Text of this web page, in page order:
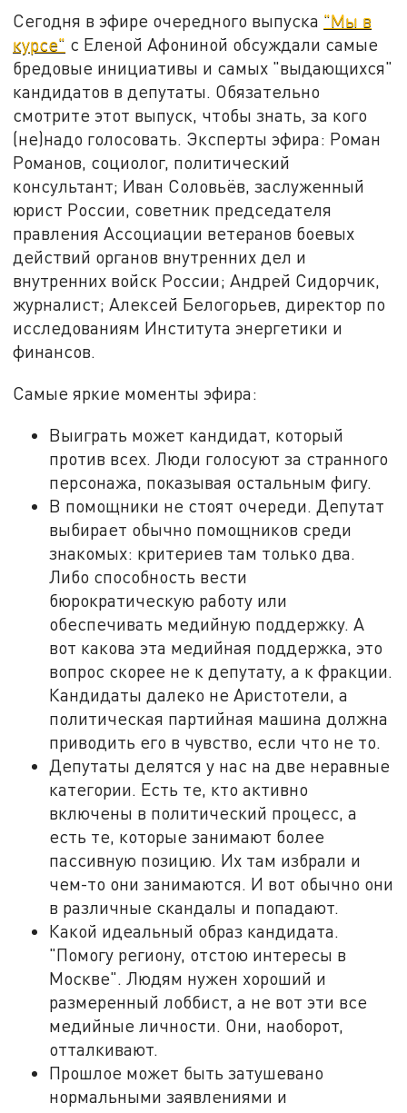
Сегодня в эфире очередного выпуска "Мы в
курсе" с Еленой Афониной обсуждали самые
бредовые инициативы и самых "выдающихся"
кандидатов в депутаты. Обязательно
смотрите этот выпуск, чтобы знать, за кого
(не)надо голосовать. Эксперты эфира: Роман
Романов, социолог, политический
консультант; Иван Соловьёв, заслуженный
юрист России, советник председателя
правления Ассоциации ветеранов боевых
действий органов внутренних дел и
внутренних войск России; Андрей Сидорчик,
журналист; Алексей Белогорьев, директор по
исследованиям Института энергетики и
финансов.
Самые яркие моменты эфира:
Выиграть может кандидат, который
против всех. Люди голосуют за странного
персонажа, показывая остальным фигу.
В помощники не стоят очереди. Депутат
выбирает обычно помощников среди
знакомых: критериев там только два.
Либо способность вести
бюрократическую работу или
обеспечивать медийную поддержку. А
вот какова эта медийная поддержка, это
вопрос скорее не к депутату, а к фракции.
Кандидаты далеко не Аристотели, а
политическая партийная машина должна
приводить его в чувство, если что не то.
Депутаты делятся у нас на две неравные
категории. Есть те, кто активно
включены в политический процесс, а
есть те, которые занимают более
пассивную позицию. Их там избрали и
чем-то они занимаются. И вот обычно они
в различные скандалы и попадают.
Какой идеальный образ кандидата.
"Помогу региону, отстою интересы в
Москве". Людям нужен хороший и
размеренный лоббист, а не вот эти все
медийные личности. Они, наоборот,
отталкивают.
Прошлое может быть затушевано
нормальными заявлениями и